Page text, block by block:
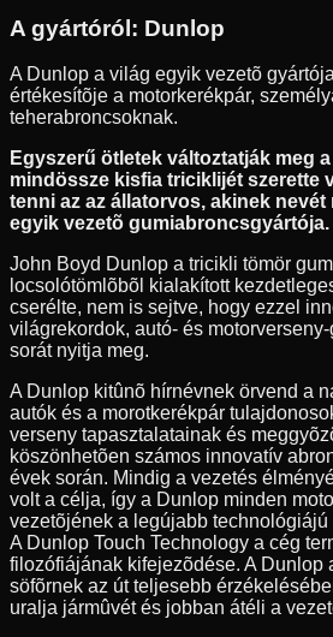
A gyártóról: Dunlop
A Dunlop a világ egyik vezetõ
értékesítõje a motorkerékpár,
teherabroncsoknak.
Egyszerű ötletek változtatják meg
mindössze kisfia triciklijét szerette
tenni az az állatorvos, akinek nevét
egyik vezetõ gumiabroncsgyártója.
John Boyd Dunlop a tricikli tömör
locsolótömlõbõl kialakított
cserélte, nem is sejtve, hogy ezzel
világrekordok, autó- és
sorát nyitja meg.
A Dunlop kitûnõ hírnévnek örvend a
autók és a morotkerékpár
verseny tapasztalatainak és
köszönhetõen számos innovatív
évek során. Mindig a vezetés
volt a célja, így a Dunlop minden
vezetõjének a legújabb
A Dunlop Touch Technology a cég
filozófiájának kifejezõdése. A Dunlop
söfõrnek az út teljesebb
uralja jármûvét és jobban átéli a